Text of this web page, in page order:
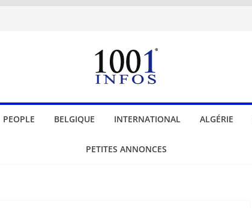
PEOPLE BELGIQUE INTERNATIONAL ALGÉRIE
PETITES ANNONCES